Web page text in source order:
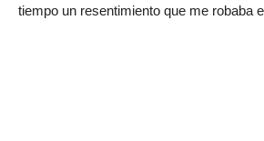
tiempo un resentimiento que me robaba